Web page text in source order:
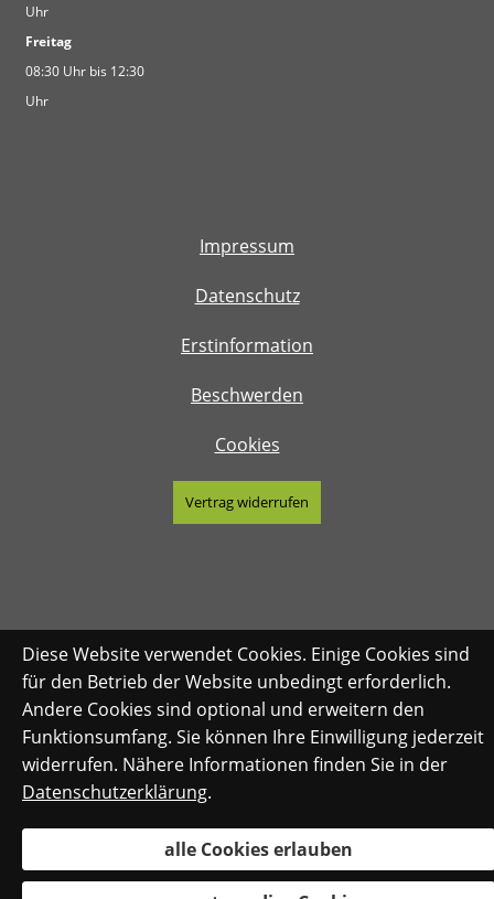
Uhr
Freitag
08:30 Uhr bis 12:30
Uhr
Impressum
Datenschutz
Erstinformation
Beschwerden
Cookies
Vertrag widerrufen
Diese Website verwendet Cookies. Einige Cookies sind
für den Betrieb der Website unbedingt erforderlich.
Andere Cookies sind optional und erweitern den
Funktionsumfang. Sie können Ihre Einwilligung jederzeit
widerrufen. Nähere Informationen finden Sie in der
Datenschutzerklärung.
alle Cookies erlauben